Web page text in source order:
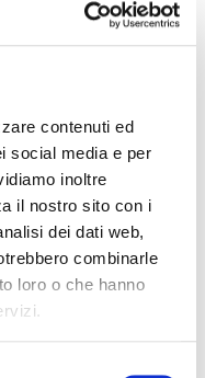
contenuti ed
social media e per
inoltre
il nostro sito con i
dei dati web,
combinarle
loro o che hanno
si rinnova: più
più servizi
20 anni